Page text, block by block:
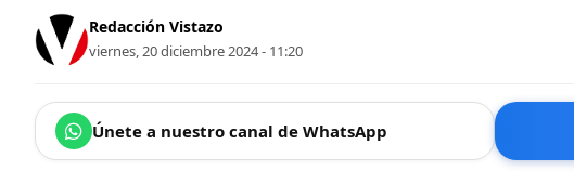
Redacción Vistazo
viernes, 20 diciembre 2024 - 11:20
Únete a nuestro canal de WhatsApp